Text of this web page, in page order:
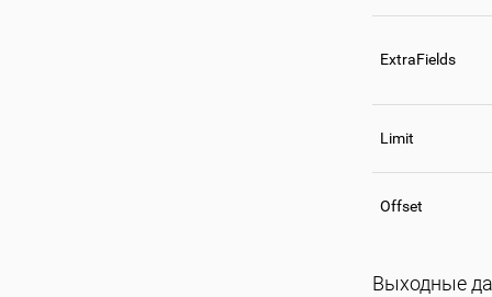
ExtraFields
Limit
Offset
Выходные